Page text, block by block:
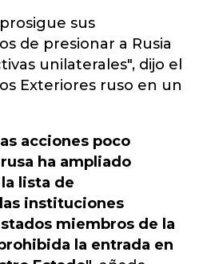
sus
de presionar a Rusia
unilaterales", dijo el
Exteriores ruso en un
acciones poco
ha ampliado
lista de
instituciones
miembros de la
la entrada en